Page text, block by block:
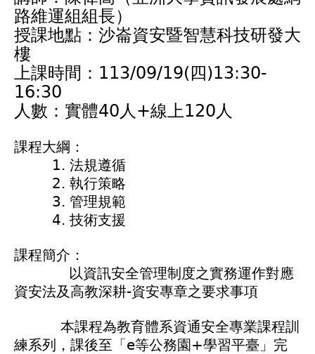
路維運組組長）
授課地點：沙崙資安暨智慧科技研發大
樓
上課時間：113/09/19(四)13:30-
16:30
人數：實體40人+線上120人
課程大綱：
1. 法規遵循
2. 執行策略
3. 管理規範
4. 技術支援
課程簡介：
以資訊安全管理制度之實務運作對應
資安法及高教深耕-資安專章之要求事項
本課程為教育體系資通安全專業課程訓
練系列，課後至「e等公務園+學習平臺」完